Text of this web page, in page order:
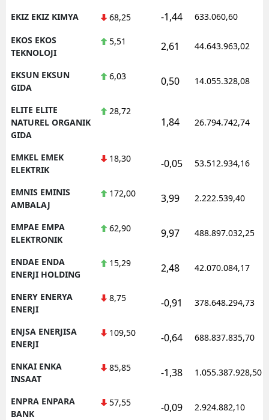
EKIZ EKIZ KIMYA 68,25 -1,44 633.060,60
EKOS EKOS
TEKNOLOJI
5,51 2,61 44.643.963,02
EKSUN EKSUN
GIDA
6,03 0,50 14.055.328,08
ELITE ELITE
NATUREL ORGANIK
GIDA
28,72
1,84 26.794.742,74
EMKEL EMEK
ELEKTRIK
18,30 -0,05 53.512.934,16
EMNIS EMINIS
AMBALAJ
172,00 3,99 2.222.539,40
EMPAE EMPA
ELEKTRONIK
62,90 9,97 488.897.032,25
ENDAE ENDA
ENERJI HOLDING
15,29 2,48 42.070.084,17
ENERY ENERYA
ENERJI
8,75 -0,91 378.648.294,73
ENJSA ENERJISA
ENERJI
109,50 -0,64 688.837.835,70
ENKAI ENKA
INSAAT
85,85 -1,38 1.055.387.928,50
ENPRA ENPARA
BANK
57,55 -0,09 2.924.882,10